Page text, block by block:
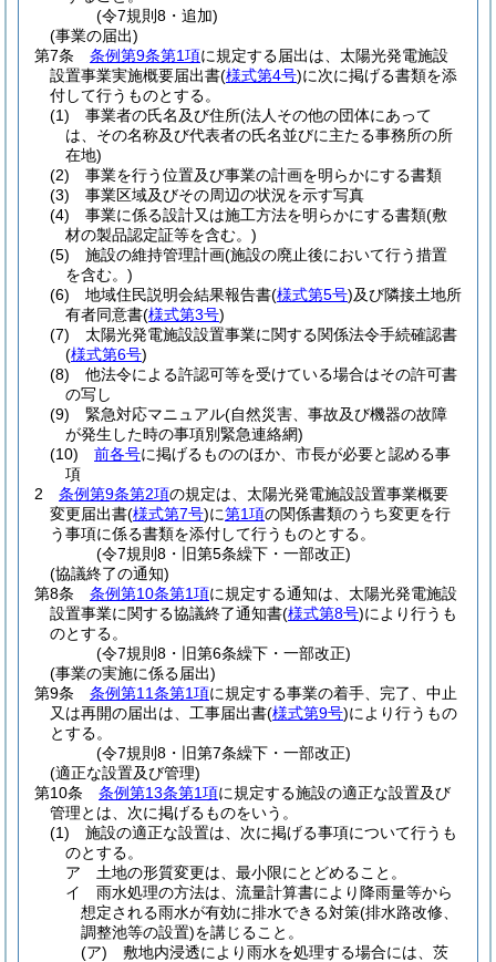
(令7規則8・追加)
(事業の届出)
第7条
条例第9条第1項に規定する届出は、太陽光発電施設
設置事業実施概要届出書(様式第4号)に次に掲げる書類を添
付して行うものとする。
(1)
事業者の氏名及び住所(法人その他の団体にあって
は、その名称及び代表者の氏名並びに主たる事務所の所
在地)
(2)
事業を行う位置及び事業の計画を明らかにする書類
(3)
事業区域及びその周辺の状況を示す写真
(4)
事業に係る設計又は施工方法を明らかにする書類(敷
材の製品認定証等を含む。)
(5)
施設の維持管理計画(施設の廃止後において行う措置
を含む。)
(6)
地域住民説明会結果報告書(様式第5号)及び隣接土地所
有者同意書(様式第3号)
(7)
太陽光発電施設設置事業に関する関係法令手続確認書
(様式第6号)
(8)
他法令による許認可等を受けている場合はその許可書
の写し
(9)
緊急対応マニュアル(自然災害、事故及び機器の故障
が発生した時の事項別緊急連絡網)
(10)
前各号に掲げるもののほか、市長が必要と認める事
項
2
条例第9条第2項の規定は、太陽光発電施設設置事業概要
変更届出書(様式第7号)に第1項の関係書類のうち変更を行
う事項に係る書類を添付して行うものとする。
(令7規則8・旧第5条繰下・一部改正)
(協議終了の通知)
第8条
条例第10条第1項に規定する通知は、太陽光発電施設
設置事業に関する協議終了通知書(様式第8号)により行うも
のとする。
(令7規則8・旧第6条繰下・一部改正)
(事業の実施に係る届出)
第9条
条例第11条第1項に規定する事業の着手、完了、中止
又は再開の届出は、工事届出書(様式第9号)により行うもの
とする。
(令7規則8・旧第7条繰下・一部改正)
(適正な設置及び管理)
第10条
条例第13条第1項に規定する施設の適正な設置及び
管理とは、次に掲げるものをいう。
(1)
施設の適正な設置は、次に掲げる事項について行うも
のとする。
ア
土地の形質変更は、最小限にとどめること。
イ
雨水処理の方法は、流量計算書により降雨量等から
想定される雨水が有効に排水できる対策(排水路改修、
調整池等の設置)を講じること。
(ア)
敷地内浸透により雨水を処理する場合には、茨